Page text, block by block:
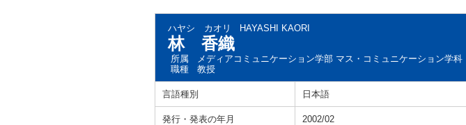
ハヤシ カオリ HAYASHI KAORI
林 香織
所属
メディアコミュニケーション学部 マス・コミュニケーション学科
職種
教授
言語種別 日本語
発行・発表の年月 2002/02